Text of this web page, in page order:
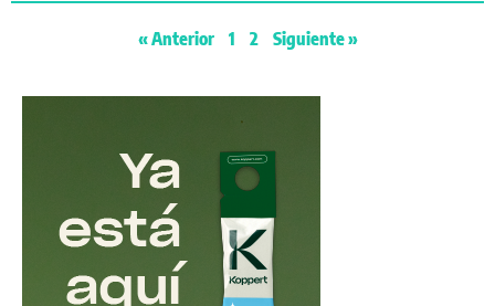
« Anterior 1 2 Siguiente »